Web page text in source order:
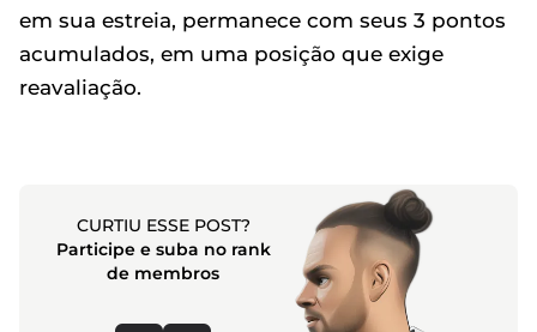
em sua estreia, permanece com seus 3 pontos
acumulados, em uma posição que exige
reavaliação.
CURTIU ESSE POST?
Participe e suba no rank
de membros